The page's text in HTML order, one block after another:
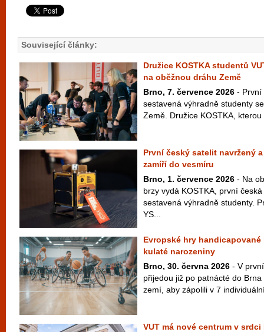
Související články:
Družice KOSTKA studentů
na oběžnou dráhu Země
Brno, 7. července 2026 - První
sestavená výhradně studenty
Země. Družice KOSTKA,
První český satelit navržený
zamíří do vesmíru
Brno, 1. července 2026 - Na
brzy vydá KOSTKA, první
sestavená výhradně studenty.
YS...
Evropské hry handicapované
kulaté narozeniny
Brno, 30. června 2026 - V
přijedou již po patnácté do
zemí, aby zápolili v 7
VUT má nové centrum v